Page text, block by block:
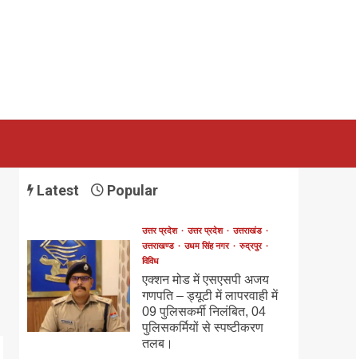
Latest Popular
उत्तर प्रदेश उत्तर प्रदेश
उत्तराखंड
उत्तराखण्ड
उधम सिंह नगर
रुद्रपुर
विविध
एक्शन मोड में एसएसपी अजय
गणपति – ड्यूटी में लापरवाही में
09 पुलिसकर्मी निलंबित, 04
पुलिसकर्मियों से स्पष्टीकरण
तलब।